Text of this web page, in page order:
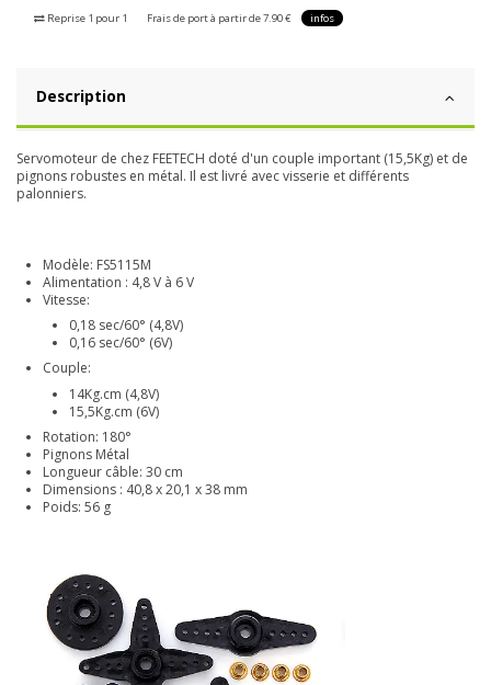
Reprise 1 pour 1 Frais de port à partir de 7.90 € infos
Description
Servomoteur de chez FEETECH doté d'un couple important (15,5Kg) et de
pignons robustes en métal. Il est livré avec visserie et différents
palonniers.
Modèle: FS5115M
Alimentation : 4,8 V à 6 V
Vitesse:
0,18 sec/60° (4,8V)
0,16 sec/60° (6V)
Couple:
14Kg.cm (4,8V)
15,5Kg.cm (6V)
Rotation: 180°
Pignons Métal
Longueur câble: 30 cm
Dimensions : 40,8 x 20,1 x 38 mm
Poids: 56 g